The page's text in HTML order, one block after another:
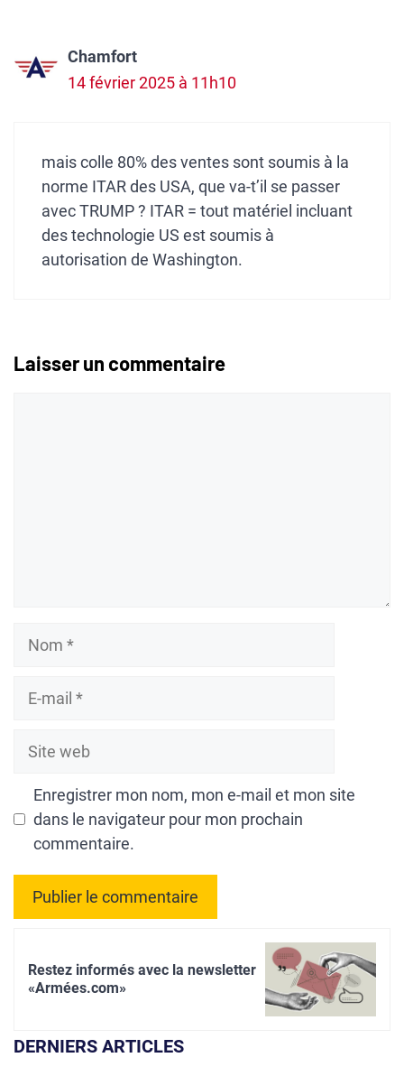
Chamfort
14 février 2025 à 11h10
mais colle 80% des ventes sont soumis à la
norme ITAR des USA, que va-t’il se passer
avec TRUMP ? ITAR = tout matériel incluant
des technologie US est soumis à
autorisation de Washington.
Laisser un commentaire
Site
Enregistrer mon nom, mon e-mail et mon site
dans le navigateur pour mon prochain
commentaire.
r
Restez informés avec la newsletter
«Armées.com»
DERNIERS ARTICLES